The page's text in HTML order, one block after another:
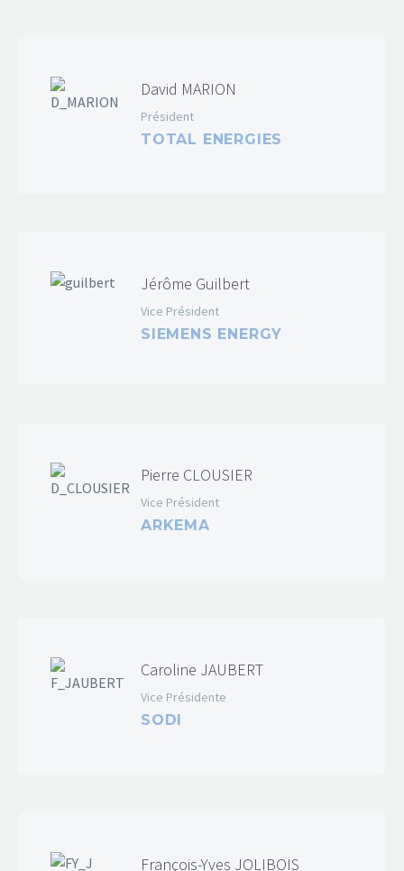
David MARION
Président
TOTAL ENERGIES
Jérôme Guilbert
Vice Président
SIEMENS ENERGY
Pierre CLOUSIER
Vice Président
ARKEMA
Caroline JAUBERT
Vice Présidente
SODI
François-Yves JOLIBOIS